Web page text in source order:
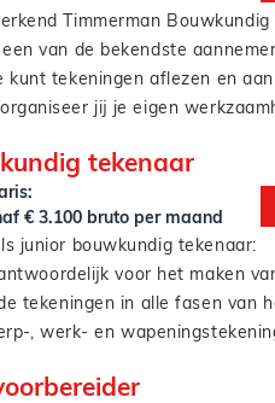
Timmerman Bouwkundig
van de bekendste
kunt tekeningen aflezen en
jij je eigen
aftimmerwerk. De opdrachten
zijn van de ruwbouw tot aan
tekenaar
€ 3.100 bruto per maand
junior bouwkundig tekenaar:
voor het maken
tekeningen in alle fasen van
, werk- en